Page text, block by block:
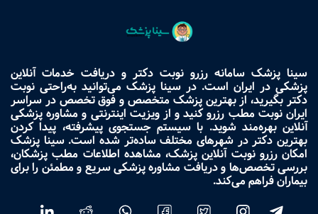
سینا پزشک سامانه رزرو نوبت دکتر و دریافت خدمات آنلاین
پزشکی در ایران است. در سینا پزشک می‌توانید به‌راحتی نوبت
دکتر بگیرید، از بهترین پزشک متخصص و فوق تخصص در سراسر
ایران نوبت مطب رزرو کنید و از ویزیت اینترنتی و مشاوره پزشکی
آنلاین بهره‌مند شوید. با سیستم جستجوی پیشرفته، پیدا کردن
بهترین دکتر در شهرهای مختلف ساده‌تر شده است. سینا پزشک
امکان رزرو نوبت آنلاین پزشک، مشاهده اطلاعات مطب پزشکان،
بررسی تخصص‌ها و دریافت مشاوره پزشکی سریع و مطمئن را برای
بیماران فراهم می‌کند.